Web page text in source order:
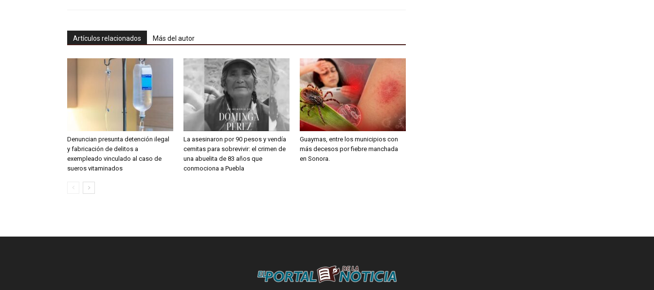
Artículos relacionados Más del autor
Denuncian presunta detención ilegal
y fabricación de delitos a
exempleado vinculado al caso de
sueros vitaminados
La asesinaron por 90 pesos y vendía
cemitas para sobrevivir: el crimen de
una abuelita de 83 años que
conmociona a Puebla
Guaymas, entre los municipios con
más decesos por fiebre manchada
en Sonora.